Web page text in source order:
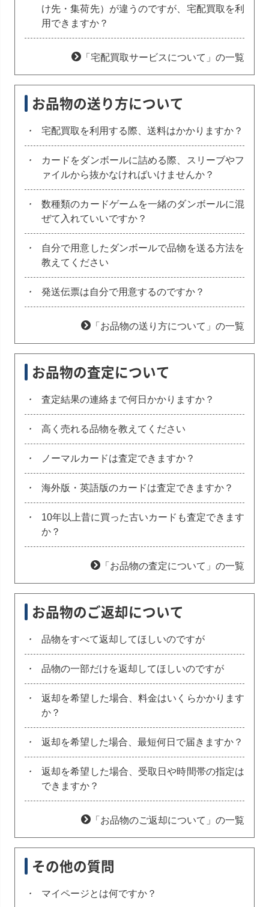
け先・集荷先）が違うのですが、宅配買取を利
用できますか？
「宅配買取サービスについて」の一覧
お品物の送り方について
・ 宅配買取を利用する際、送料はかかりますか？
・
カードをダンボールに詰める際、スリーブやフ
ァイルから抜かなければいけませんか？
・
数種類のカードゲームを一緒のダンボールに混
ぜて入れていいですか？
・
自分で用意したダンボールで品物を送る方法を
教えてください
・ 発送伝票は自分で用意するのですか？
「お品物の送り方について」の一覧
お品物の査定について
・ 査定結果の連絡まで何日かかりますか？
・ 高く売れる品物を教えてください
・ ノーマルカードは査定できますか？
・ 海外版・英語版のカードは査定できますか？
・
10年以上昔に買った古いカードも査定できます
か？
「お品物の査定について」の一覧
お品物のご返却について
・ 品物をすべて返却してほしいのですが
・ 品物の一部だけを返却してほしいのですが
・
返却を希望した場合、料金はいくらかかります
か？
・ 返却を希望した場合、最短何日で届きますか？
・
返却を希望した場合、受取日や時間帯の指定は
できますか？
「お品物のご返却について」の一覧
その他の質問
・ マイページとは何ですか？